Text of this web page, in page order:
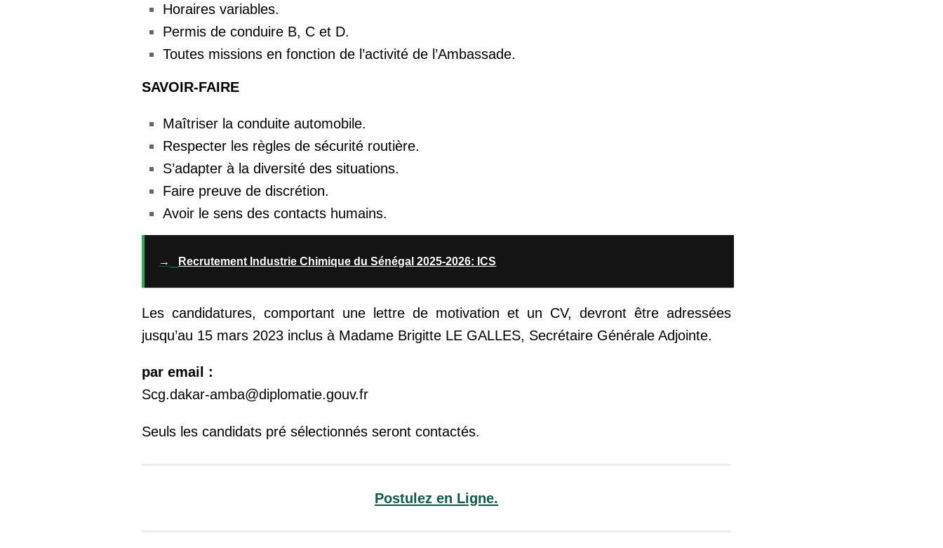
Horaires variables.
Permis de conduire B, C et D.
Toutes missions en fonction de l’activité de l’Ambassade.
SAVOIR-FAIRE
Maîtriser la conduite automobile.
Respecter les règles de sécurité routière.
S’adapter à la diversité des situations.
Faire preuve de discrétion.
Avoir le sens des contacts humains.
→ Recrutement Industrie Chimique du Sénégal 2025-2026: ICS
Les candidatures, comportant une lettre de motivation et un CV, devront être adressées
jusqu’au 15 mars 2023 inclus à Madame Brigitte LE GALLES, Secrétaire Générale Adjointe.
par email :
Scg.dakar-amba@diplomatie.gouv.fr
Seuls les candidats pré sélectionnés seront contactés.
Postulez en Ligne.